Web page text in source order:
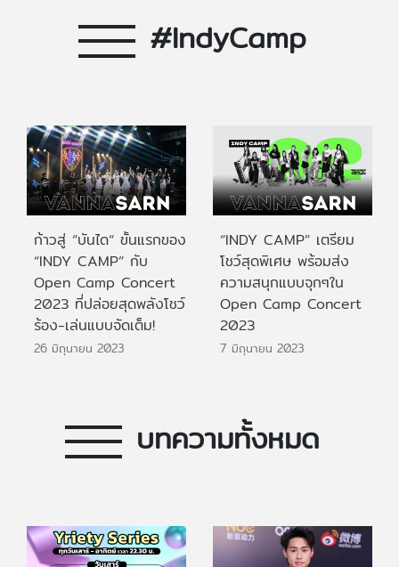
#IndyCamp
ก้าวสู่ “บันได“ ขั้นแรกของ
“INDY CAMP” กับ
Open Camp Concert
2023 ที่ปล่อยสุดพลังโชว์
ร้อง-เล่นแบบจัดเต็ม!
26 มิถุนายน 2023
“INDY CAMP” เตรียม
โชว์สุดพิเศษ พร้อมส่ง
ความสนุกแบบจุกๆใน
Open Camp Concert
2023
7 มิถุนายน 2023
บทความทั้งหมด